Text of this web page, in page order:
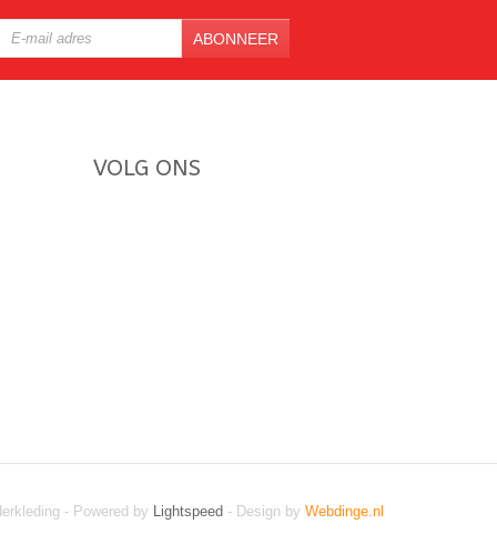
ABONNEER
VOLG ONS
- Powered by Lightspeed - Design by Webdinge.nl